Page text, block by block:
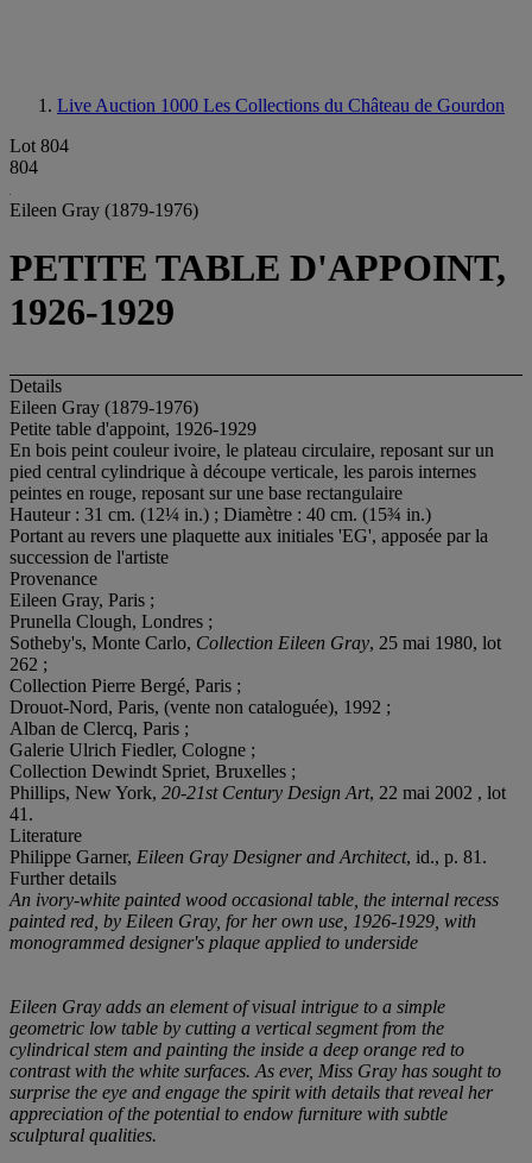
Live Auction 1000 Les Collections du Château de Gourdon
Lot 804
804
Eileen Gray (1879-1976)
PETITE TABLE D'APPOINT,
1926-1929
Details
Eileen Gray (1879-1976)
Petite table d'appoint, 1926-1929
En bois peint couleur ivoire, le plateau circulaire, reposant sur un
pied central cylindrique à découpe verticale, les parois internes
peintes en rouge, reposant sur une base rectangulaire
Hauteur : 31 cm. (12¼ in.) ; Diamètre : 40 cm. (15¾ in.)
Portant au revers une plaquette aux initiales 'EG', apposée par la
succession de l'artiste
Provenance
Eileen Gray, Paris ;
Prunella Clough, Londres ;
Sotheby's, Monte Carlo, Collection Eileen Gray, 25 mai 1980, lot
262 ;
Collection Pierre Bergé, Paris ;
Drouot-Nord, Paris, (vente non cataloguée), 1992 ;
Alban de Clercq, Paris ;
Galerie Ulrich Fiedler, Cologne ;
Collection Dewindt Spriet, Bruxelles ;
Phillips, New York, 20-21st Century Design Art, 22 mai 2002 , lot
41.
Literature
Philippe Garner, Eileen Gray Designer and Architect, id., p. 81.
Further details
An ivory-white painted wood occasional table, the internal recess
painted red, by Eileen Gray, for her own use, 1926-1929, with
monogrammed designer's plaque applied to underside
Eileen Gray adds an element of visual intrigue to a simple
geometric low table by cutting a vertical segment from the
cylindrical stem and painting the inside a deep orange red to
contrast with the white surfaces. As ever, Miss Gray has sought to
surprise the eye and engage the spirit with details that reveal her
appreciation of the potential to endow furniture with subtle
sculptural qualities.